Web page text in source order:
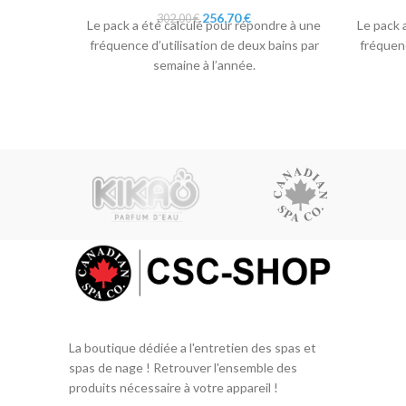
302,00€ Le
prix
initial
était :
256,70€Le
prix
actuel
est :
Le pack a été calculé pour répondre à une
fréquence d’utilisation de deux bains par
semaine à l’année.
Le pack
La boutique dédiée a l'entretien des spas et
spas de nage ! Retrouver l'ensemble des
produits nécessaire à votre appareil !